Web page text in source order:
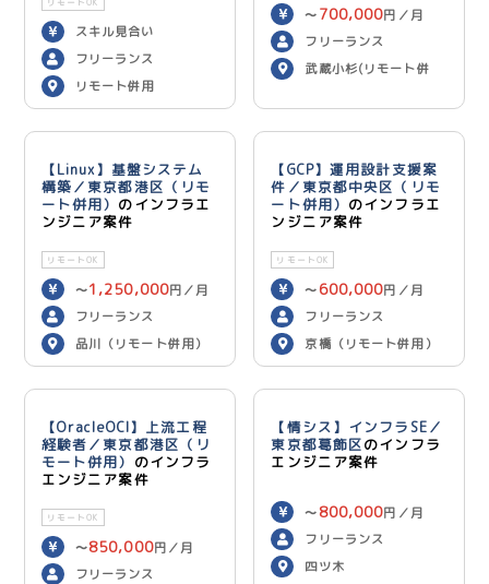
リモートOK
スキル見合い
フリーランス
リモート併用
〜 700,000円／月
フリーランス
武蔵小杉(リモート併
【Linux】基盤システム
構築／東京都港区（リモ
ート併用） のインフラエ
ンジニア案件
リモートOK
〜1,250,000円／月
フリーランス
品川（リモート併用）
【GCP】運用設計支援案
件／東京都中央区（リモ
ート併用） のインフラエ
ンジニア案件
リモートOK
〜 600,000円／月
フリーランス
京橋（リモート併用）
【OracleOCI】上流工程
経験者／東京都港区（リ
モート併用） のインフラ
エンジニア案件
リモートOK
〜850,000円／月
フリーランス
【情シス】インフラSE／
東京都葛飾区のインフラ
エンジニア案件
〜 800,000円／月
フリーランス
四ツ木